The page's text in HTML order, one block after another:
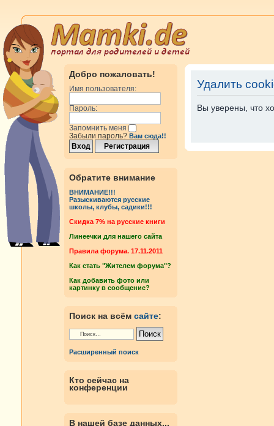
Добро пожаловать!
Имя пользователя:
Пароль:
Запомнить меня
Забыли пароль? Вам сюда!!
Обратите внимание
ВНИМАНИЕ!!!
Разыскиваются русские
школы, клубы, садики!!!
Cкидка 7% на русские книги
Линеечки для нашего сайта
Правила форума. 17.11.2011
Как стать "Жителем форума"?
Как добавить фото или
картинку в сообщение?
Поиск на всём сайте:
Расширенный поиск
Кто сейчас на
конференции
В нашей базе данных...
Удалить
Вы уверены, что